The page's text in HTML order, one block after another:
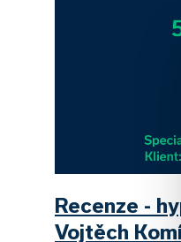
Recenze -
Vojtěch